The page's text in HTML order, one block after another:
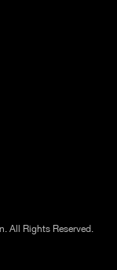
All Rights Reserved.